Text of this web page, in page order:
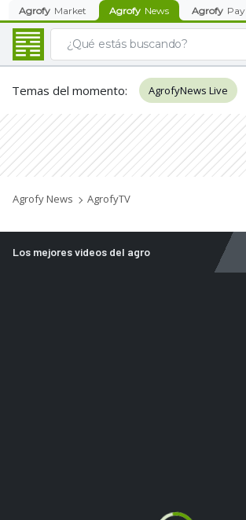
Agrofy Market Agrofy News Agrofy Pay
Temas del momento: AgrofyNews Live
Agrofy News AgrofyTV
Los mejores videos del agro